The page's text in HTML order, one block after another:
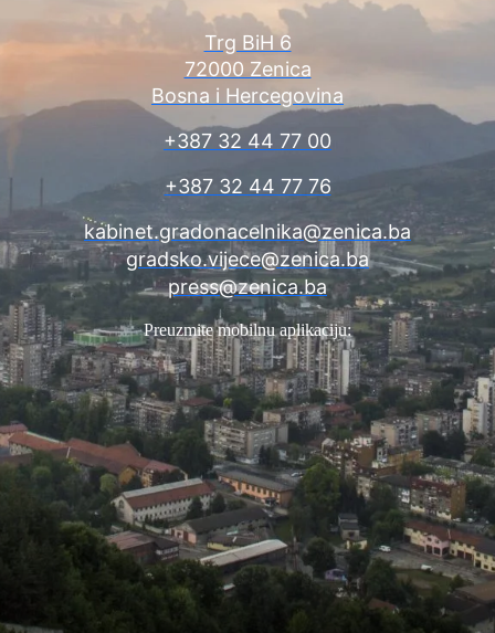
Trg BiH 6
72000 Zenica
Bosna i Hercegovina
+387 32 44 77 00
+387 32 44 77 76
kabinet.gradonacelnika@zenica.ba
gradsko.vijece@zenica.ba
press@zenica.ba
Preuzmite mobilnu aplikaciju: